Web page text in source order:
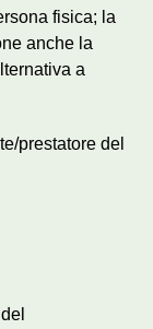
fisica; la
anche la
a
prestatore del